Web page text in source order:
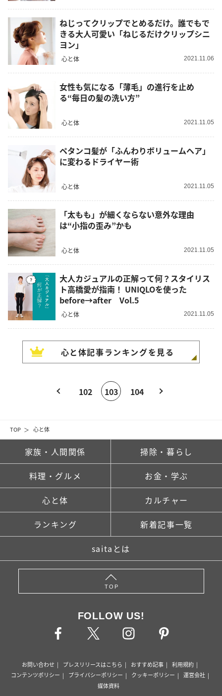
TOP 心と体
ねじってクリップでとめるだけ。誰でもで
きる大人可愛い「ねじるだけクリップシニ
ヨン」
心と体 2021.11.06
女性も気になる「薄毛」の進行を止め
る“毎日の髪の洗い方”
心と体 2021.11.05
ペタンコ髪が「ふんわりボリュームヘア」
に変わるドライヤー術
心と体 2021.11.05
「太もも」が細くならない意外な理由
は“小指の歪み”かも
心と体 2021.11.05
大人カジュアルの正解って何？スタイリス
ト高橋愛が指南！ UNIQLOを使った
before→after Vol.5
心と体 2021.11.05
心と体記事ランキングを見る
102 103 104
家族・人間関係 掃除・暮らし
料理・グルメ お金・学ぶ
心と体 カルチャー
ランキング 新着記事一覧
saitaとは
TOP
FOLLOW US!
お問い合わせ プレスリリースはこちら おすすめ記事
利用規約
コンテンツポリシー
プライバシーポリシー クッキーポリシー
運営会社
媒体資料